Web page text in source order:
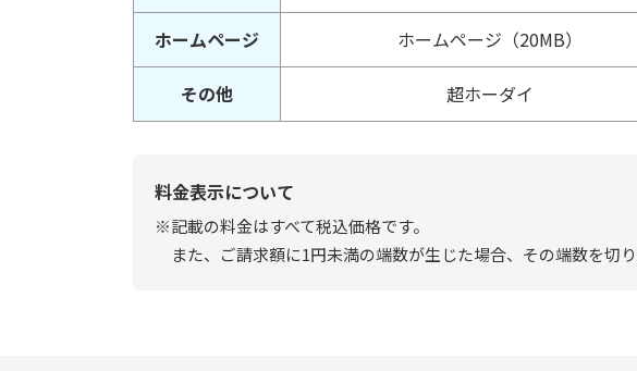
ホームページ ホームページ（20MB）
その他 超ホーダイ
料金表示について
※記載の料金はすべて税込価格です。
また、ご請求額に1円未満の端数が生じた場合、その端数を切